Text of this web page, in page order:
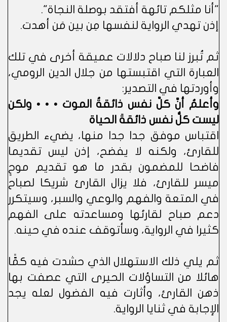
"أنا مثلكم تائهة أفتقد بوصلة النجاة".
إذن تهدي الرواية لنفسها مِن بين مَن أهدت.
ثم تُبرز لنا صباح دلالات عميقة أخرى في تلك
العبارة التي اقتبستها من جلال الدين الرومي،
وأوردتها في التصدير:
وأعلمُ أنَّ كلَّ نفس ذائقةُ الموت • • • ولكن
ليست كلُّ نفس ذائقةَ الحياة
اقتباس موفق جدا جدا منها، يضيء الطريق
للقارئ، ولكنه لا يفضح، إذن ليس تقديما
فاضحا للمضمون بقدر ما هو تقديم موحٍ
ميسر للقارئ، فلا يزال القارئ شريكا لصباح
في المتعة والفهم والوعي والسبر، وسيتكرر
دعم صباح لقارئها ومساعدته على الفهم
كثيرا في الرواية، وسأتوقف عنده في حينه.
ثم يلي ذلك الاستهلال الذي حشدت فيه كمًّا
هائلا من التساؤلات الحيرى التي عصفت بها
ذهن القارئ، وأثارت فيه الفضول لعله يجد
الإجابة في ثنايا الرواية.